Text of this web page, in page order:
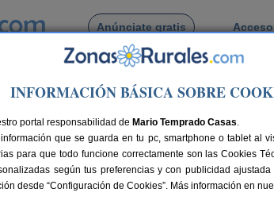
Anúnciate gratis
Busca por pueblo
INFORMACIÓN BÁSICA SOBRE
portal responsabilidad de Mario Temprado Casas.
que se guarda en tu pc, smartphone o tablet al
para que todo funcione correctamente son las Cookies
según tus preferencias y con publicidad
desde “Configuración de Cookies”. Más información en